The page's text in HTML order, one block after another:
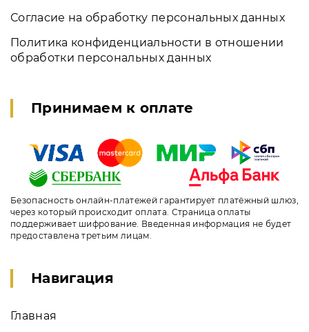
Согласие на обработку персональных данных
Политика конфиденциальности в отношении
обработки персональных данных
Принимаем к оплате
Безопасность онлайн-платежей гарантирует платёжный шлюз,
через который происходит оплата. Страница оплаты
поддерживает шифрование. Введенная информация не будет
предоставлена третьим лицам.
Навигация
Главная